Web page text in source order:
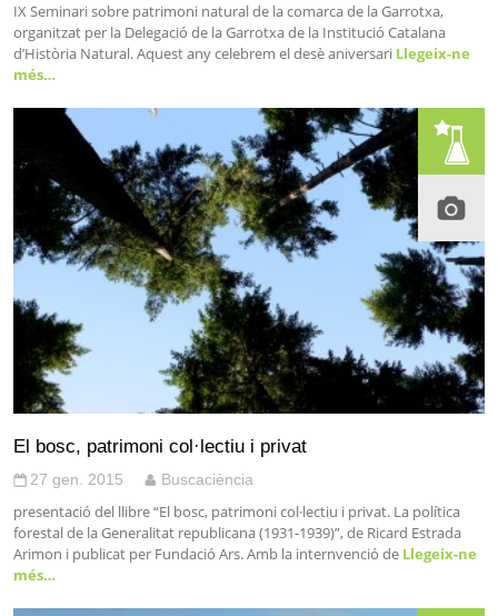
IX Seminari sobre patrimoni natural de la comarca de la Garrotxa,
organitzat per la Delegació de la Garrotxa de la Institució Catalana
d’Història Natural. Aquest any celebrem el desè aniversari Llegeix-ne
més…
El bosc, patrimoni col·lectiu i privat
27 gen. 2015 Buscaciència
presentació del llibre “El bosc, patrimoni col·lectiu i privat. La política
forestal de la Generalitat republicana (1931-1939)”, de Ricard Estrada
Arimon i publicat per Fundació Ars. Amb la internvenció de Llegeix-ne
més…